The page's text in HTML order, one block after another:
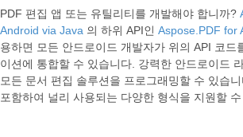
PDF 편집 앱 또는 유틸리티를 개발해야 합니까?
Android via Java 의 하위 API인 Aspose.PDF for
용하면 모든 안드로이드 개발자가 위의 API 코드
이션에 통합할 수 있습니다. 강력한 안드로이드
모든 문서 편집 솔루션을 프로그래밍할 수 있습
포함하여 널리 사용되는 다양한 형식을 지원할 수